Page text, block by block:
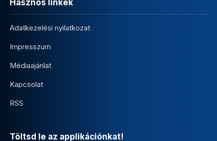
Hasznos linkek
Adatkezelési nyilatkozat
Impresszum
Médiaajánlat
Kapcsolat
RSS
Töltsd le az applikációnkat!